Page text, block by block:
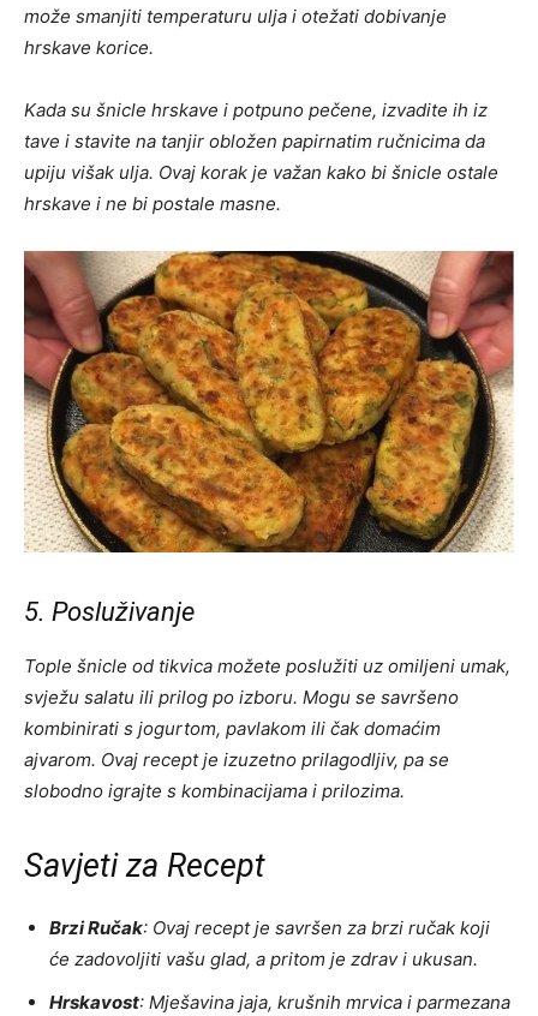
može smanjiti temperaturu ulja i otežati dobivanje
hrskave korice.
Kada su šnicle hrskave i potpuno pečene, izvadite ih iz
tave i stavite na tanjir obložen papirnatim ručnicima da
upiju višak ulja. Ovaj korak je važan kako bi šnicle ostale
hrskave i ne bi postale masne.
5. Posluživanje
Tople šnicle od tikvica možete poslužiti uz omiljeni umak,
svježu salatu ili prilog po izboru. Mogu se savršeno
kombinirati s jogurtom, pavlakom ili čak domaćim
ajvarom. Ovaj recept je izuzetno prilagodljiv, pa se
slobodno igrajte s kombinacijama i prilozima.
Savjeti za Recept
Brzi Ručak: Ovaj recept je savršen za brzi ručak koji
će zadovoljiti vašu glad, a pritom je zdrav i ukusan.
Hrskavost: Mješavina jaja, krušnih mrvica i parmezana